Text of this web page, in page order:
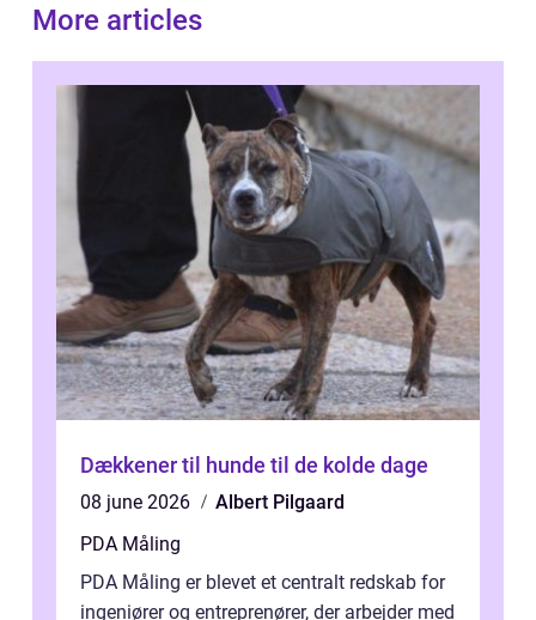
More articles
Dækkener til hunde til de kolde dage
08 june 2026
Albert Pilgaard
PDA Måling
PDA Måling er blevet et centralt redskab for
ingeniører og entreprenører, der arbejder med